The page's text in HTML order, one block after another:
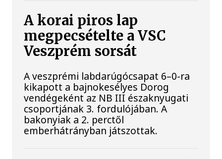
A korai piros lap
megpecsételte a VSC
Veszprém sorsát
A veszprémi labdarúgócsapat 6–0-ra
kikapott a bajnokesélyes Dorog
vendégeként az NB III északnyugati
csoportjának 3. fordulójában. A
bakonyiak a 2. perctől
emberhátrányban játszottak.